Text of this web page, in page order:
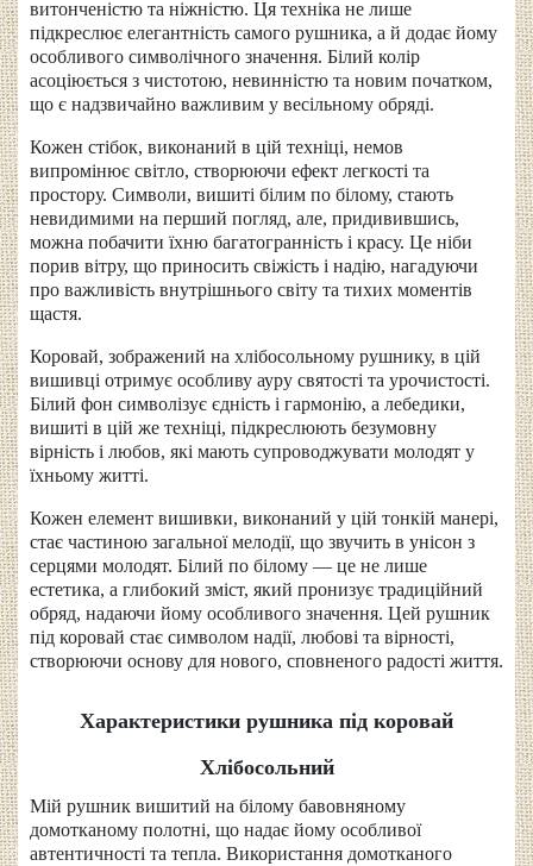
витонченістю та ніжністю. Ця техніка не лише
підкреслює елегантність самого рушника, а й додає йому
особливого символічного значення. Білий колір
асоціюється з чистотою, невинністю та новим початком,
що є надзвичайно важливим у весільному обряді.
Кожен стібок, виконаний в цій техніці, немов
випромінює світло, створюючи ефект легкості та
простору. Символи, вишиті білим по білому, стають
невидимими на перший погляд, але, придивившись,
можна побачити їхню багатогранність і красу. Це ніби
порив вітру, що приносить свіжість і надію, нагадуючи
про важливість внутрішнього світу та тихих моментів
щастя.
Коровай, зображений на хлібосольному рушнику, в цій
вишивці отримує особливу ауру святості та урочистості.
Білий фон символізує єдність і гармонію, а лебедики,
вишиті в цій же техніці, підкреслюють безумовну
вірність і любов, які мають супроводжувати молодят у
їхньому житті.
Кожен елемент вишивки, виконаний у цій тонкій манері,
стає частиною загальної мелодії, що звучить в унісон з
серцями молодят. Білий по білому — це не лише
естетика, а глибокий зміст, який пронизує традиційний
обряд, надаючи йому особливого значення. Цей рушник
під коровай стає символом надії, любові та вірності,
створюючи основу для нового, сповненого радості життя.
Характеристики рушника під коровай
Хлібосольний
Мій рушник вишитий на білому бавовняному
домотканому полотні, що надає йому особливої
автентичності та тепла. Використання домотканого